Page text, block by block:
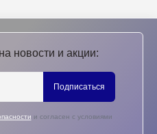
новости и акции:
Подписаться
и согласен с условиями